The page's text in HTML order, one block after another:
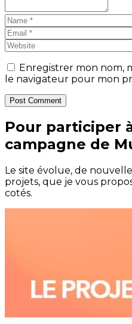
Enregistrer mon nom,
le navigateur pour mon
Post Comment
Pour participer
campagne de
Le site évolue, de
projets, que je vous
cotés.